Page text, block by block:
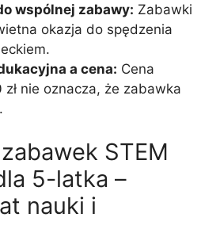
wspólnej zabawy: Zabawki
okazja do spędzenia
a cena: Cena
zł nie oznacza, że zabawka
STEM
5-latka –
nauki i